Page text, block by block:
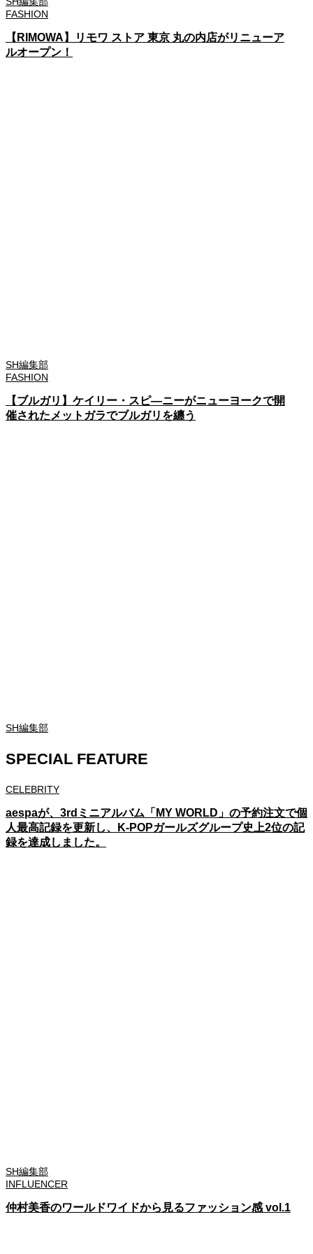
FASHION
【RIMOWA】リモワ ストア 東京 丸の内店がリニューア
ルオープン！
SH編集部
FASHION
【ブルガリ】ケイリー・スピ―ニーがニューヨークで開
催されたメットガラでブルガリを纏う
SH編集部
SPECIAL FEATURE
CELEBRITY
aespaが、3rdミニアルバム「MY WORLD」の予約注文で個
人最高記録を更新し、K-POPガールズグループ史上2位の記
録を達成しました。
SH編集部
INFLUENCER
仲村美香のワールドワイドから見るファッション感 vol.1